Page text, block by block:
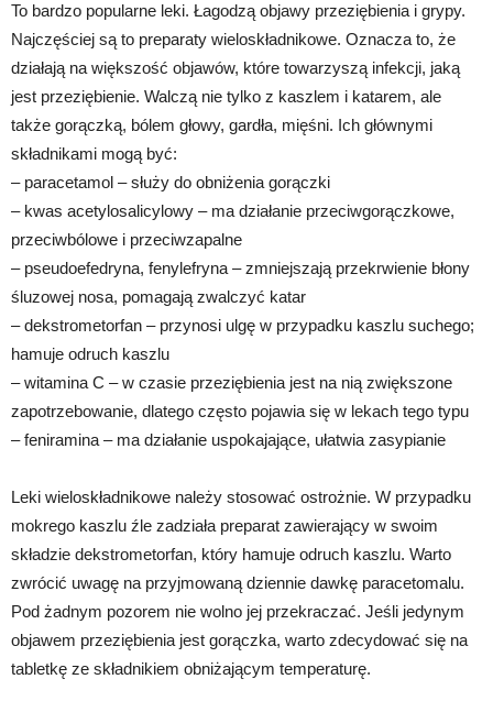
To bardzo popularne leki. Łagodzą objawy przeziębienia i grypy.
Najczęściej są to preparaty wieloskładnikowe. Oznacza to, że
działają na większość objawów, które towarzyszą infekcji, jaką
jest przeziębienie. Walczą nie tylko z kaszlem i katarem, ale
także gorączką, bólem głowy, gardła, mięśni. Ich głównymi
składnikami mogą być:
– paracetamol – służy do obniżenia gorączki
– kwas acetylosalicylowy – ma działanie przeciwgorączkowe,
przeciwbólowe i przeciwzapalne
– pseudoefedryna, fenylefryna – zmniejszają przekrwienie błony
śluzowej nosa, pomagają zwalczyć katar
– dekstrometorfan – przynosi ulgę w przypadku kaszlu suchego;
hamuje odruch kaszlu
– witamina C – w czasie przeziębienia jest na nią zwiększone
zapotrzebowanie, dlatego często pojawia się w lekach tego typu
– feniramina – ma działanie uspokajające, ułatwia zasypianie
Leki wieloskładnikowe należy stosować ostrożnie. W przypadku
mokrego kaszlu źle zadziała preparat zawierający w swoim
składzie dekstrometorfan, który hamuje odruch kaszlu. Warto
zwrócić uwagę na przyjmowaną dziennie dawkę paracetomalu.
Pod żadnym pozorem nie wolno jej przekraczać. Jeśli jedynym
objawem przeziębienia jest gorączka, warto zdecydować się na
tabletkę ze składnikiem obniżającym temperaturę.